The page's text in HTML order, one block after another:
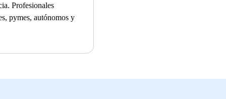
Profesionales
pymes, autónomos y